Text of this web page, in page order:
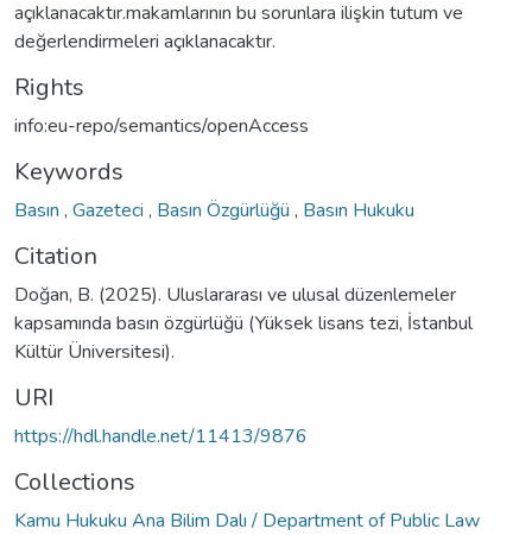
açıklanacaktır.makamlarının bu sorunlara ilişkin tutum ve
değerlendirmeleri açıklanacaktır.
Rights
info:eu-repo/semantics/openAccess
Keywords
Basın , Gazeteci , Basın Özgürlüğü , Basın Hukuku
Citation
Doğan, B. (2025). Uluslararası ve ulusal düzenlemeler
kapsamında basın özgürlüğü (Yüksek lisans tezi, İstanbul
Kültür Üniversitesi).
URI
https://hdl.handle.net/11413/9876
Collections
Kamu Hukuku Ana Bilim Dalı / Department of Public Law